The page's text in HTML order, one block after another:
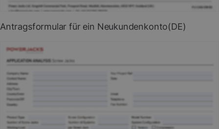
Antrag auf ein Neukundenkonto.
Antragsformular für ein Neukundenkonto(DE)